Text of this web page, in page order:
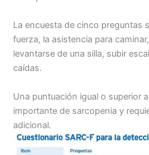
La encuesta de cinco preguntas
fuerza, la asistencia para
levantarse de una silla, subir
caídas.
Una puntuación igual o superior
importante de sarcopenia y
adicional.